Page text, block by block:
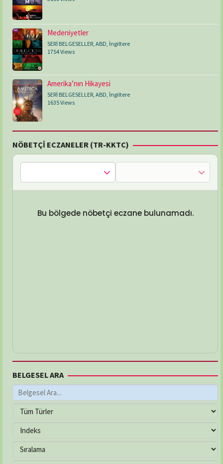
Medeniyetler
SERİ BELGESELLER ABD İngiltere
1754 Views
Amerika’nın Hikayesi
SERİ BELGESELLER ABD İngiltere
1635 Views
NÖBETÇİ ECZANELER (TR-KKTC)
Bu bölgede nöbetçi eczane bulunamadı.
BELGESEL ARA